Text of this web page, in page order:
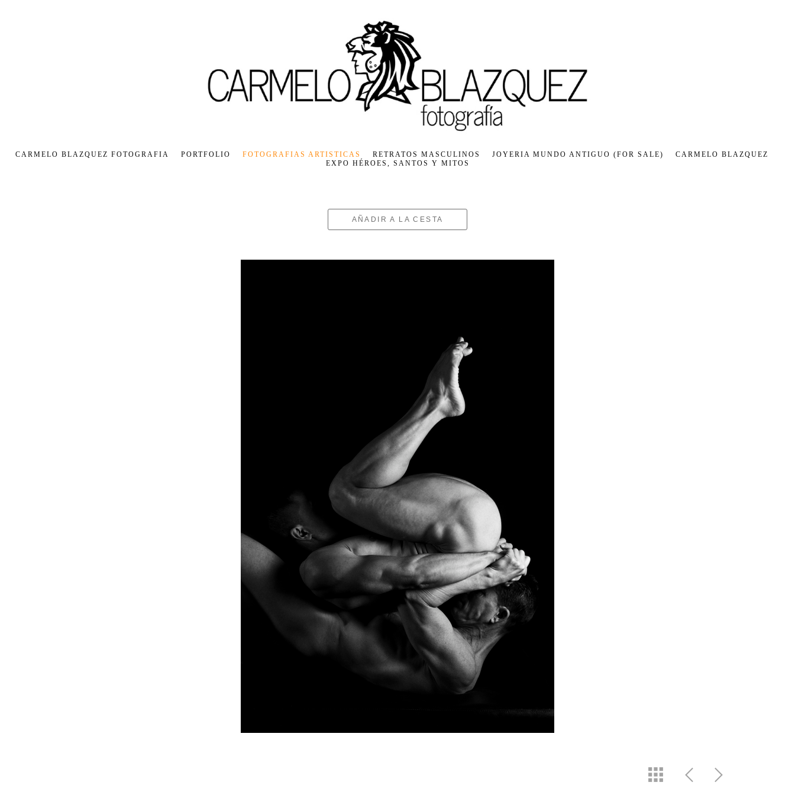
CARMELO BLAZQUEZ FOTOGRAFIA PORTFOLIO FOTOGRAFIAS ARTISTICAS RETRATOS MASCULINOS JOYERIA MUNDO ANTIGUO (FOR SALE)
CARMELO BLAZQUEZ
EXPO HÉROES, SANTOS Y MITOS
AÑADIR A LA CESTA